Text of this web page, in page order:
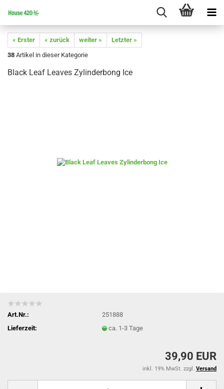
« Erster « zurück weiter »
Letzter »
38 Artikel in dieser Kategorie
Black Leaf Leaves Zylinderbong Ice
Art.Nr.:
251888
Lieferzeit:
ca. 1-3 Tage
39,90 EUR
inkl. 19% MwSt. zzgl. Versand